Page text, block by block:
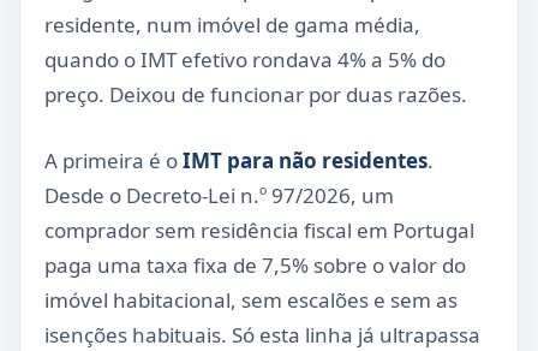
residente, num imóvel de gama média,
quando o IMT efetivo rondava 4% a 5% do
preço. Deixou de funcionar por duas razões.
A primeira é oIMT para não residentes.
Desde o Decreto-Lei n.º 97/2026, um
comprador sem residência fiscal em Portugal
paga uma taxa fixa de 7,5% sobre o valor do
imóvel habitacional, sem escalões e sem as
isenções habituais. Só esta linha já ultrapassa